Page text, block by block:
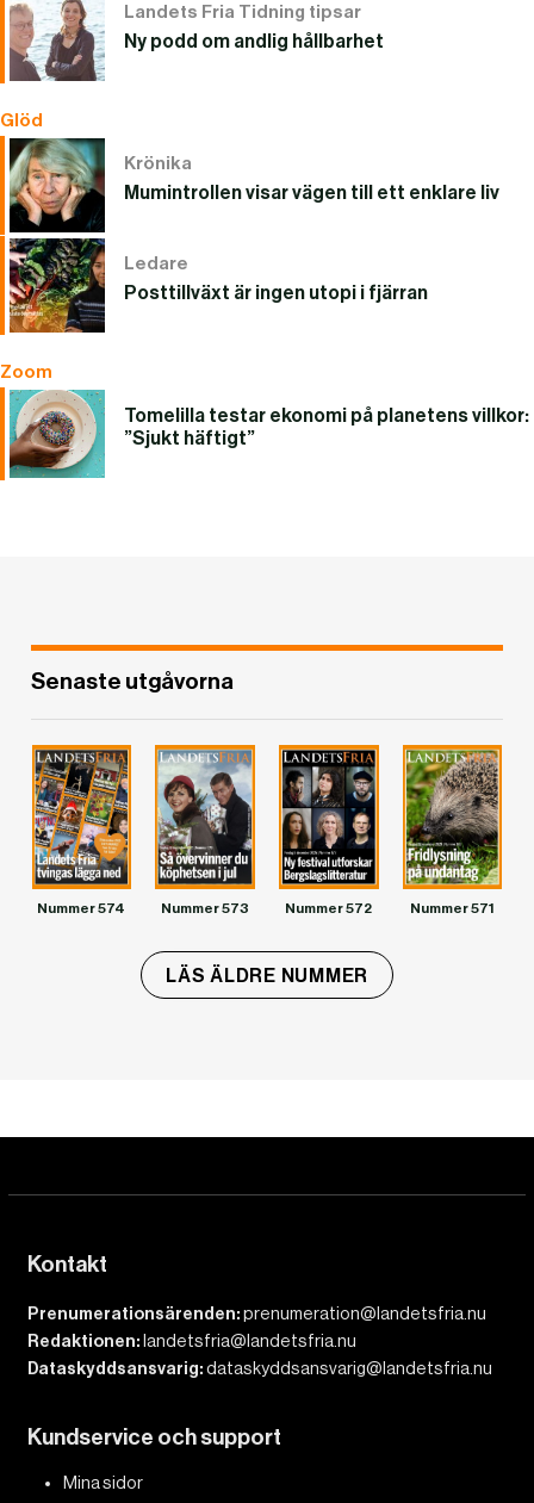
Landets Fria Tidning tipsar
Ny podd om andlig hållbarhet
Glöd
Krönika
Mumintrollen visar vägen till ett enklare liv
Ledare
Posttillväxt är ingen utopi i fjärran
Zoom
Tomelilla testar ekonomi på planetens villkor:
”Sjukt häftigt”
Senaste utgåvorna
Nummer 574 Nummer 573 Nummer 572 Nummer 571
LÄS ÄLDRE NUMMER
Kontakt
Prenumerationsärenden:prenumeration@landetsfria.nu
Redaktionen: landetsfria@landetsfria.nu
Dataskyddsansvarig:dataskyddsansvarig@landetsfria.nu
Kundservice och support
Mina sidor